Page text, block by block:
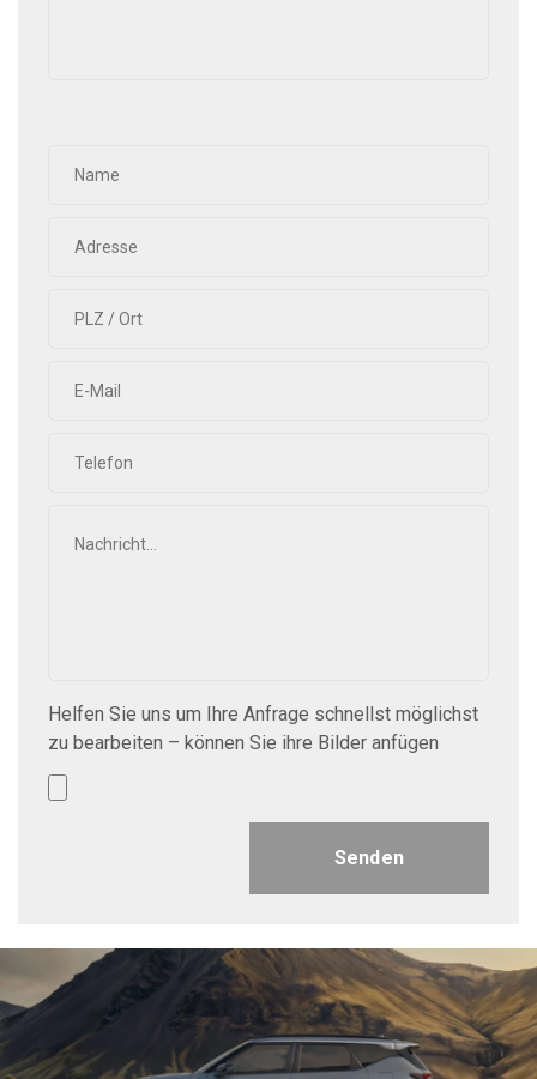
Helfen Sie uns um Ihre Anfrage schnellst möglichst
zu bearbeiten – können Sie ihre Bilder anfügen